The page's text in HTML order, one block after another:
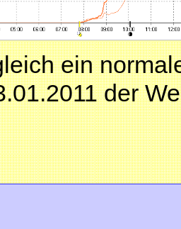
ein
der